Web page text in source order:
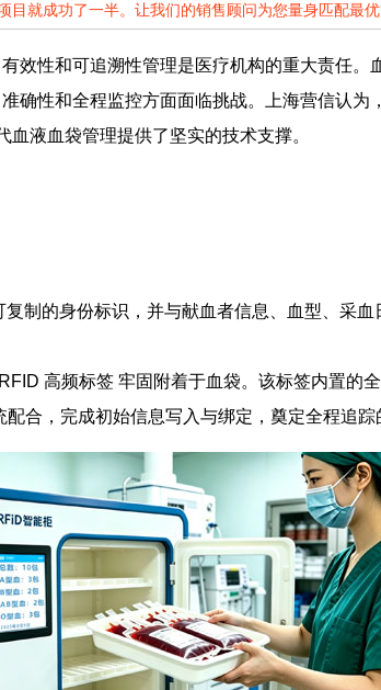
目就成功了一半。让我们的销售顾问为您量身匹配最优
效性和可追溯性管理是医疗机构的重大责任。
确性和全程监控方面面临挑战。上海营信认为
液血袋管理提供了坚实的技术支撑。
制的身份标识，并与献血者信息、血型、采
高频标签 牢固附着于血袋。该标签内置的
合，完成初始信息写入与绑定，奠定全程追踪